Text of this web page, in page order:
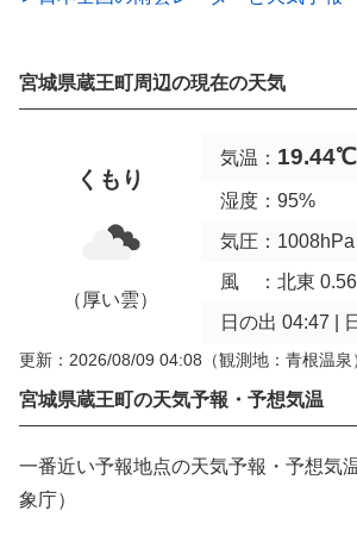
宮城県蔵王町周辺の現在の天気
くもり
（厚い雲）
気温： 19.44℃
湿度：95%
気圧：1008hPa
風 ：北東
日の出 04:47 |
更新：2026/08/09 04:08 （観測地：青根温泉
宮城県蔵王町の天気予報・予想気温
一番近い予報地点の天気予報・予想気
象庁）